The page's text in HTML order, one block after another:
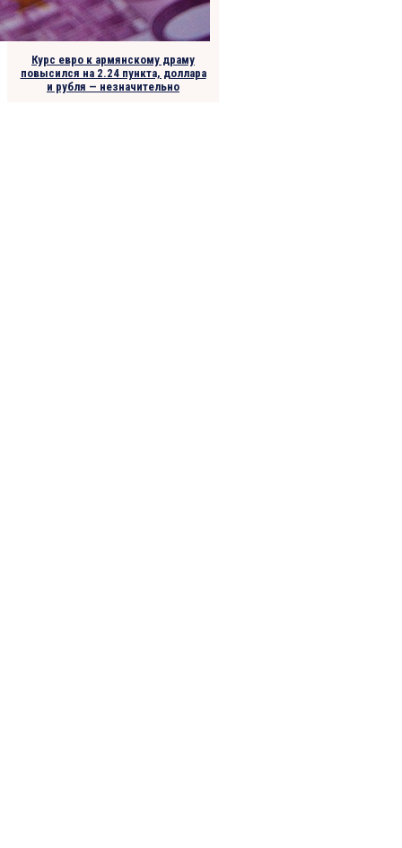
Курс евро к армянскому драму
повысился на 2.24 пункта, доллара
и рубля — незначительно